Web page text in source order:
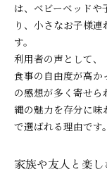
は、ベビーベッド
り、小さなお子様
す。
利用者の声として、
食事の自由度が高
の感想が多く寄せら
縄の魅力を存分に
で選ばれる理由です。
家族や友人と楽